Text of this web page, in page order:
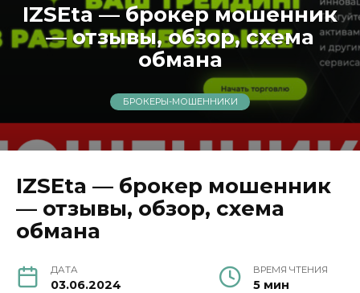
IZSEta — брокер мошенник
— отзывы, обзор, схема
обмана
БРОКЕРЫ-МОШЕННИКИ
IZSEta — брокер мошенник
— отзывы, обзор, схема
обмана
ДАТА
03.06.2024
ВРЕМЯ ЧТЕНИЯ
5 мин